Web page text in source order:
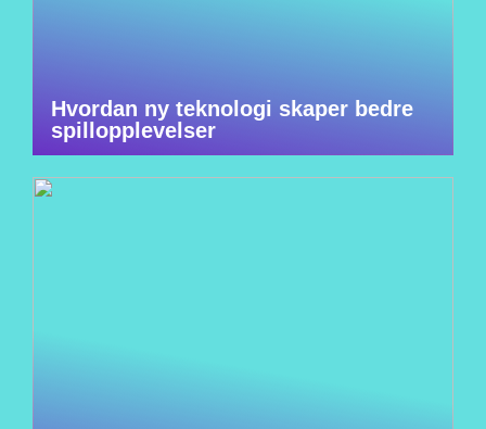
Hvordan ny teknologi skaper bedre
spillopplevelser